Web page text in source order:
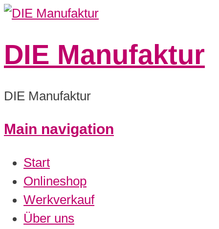
DIE Manufaktur
DIE Manufaktur
Main navigation
Start
Onlineshop
Werkverkauf
Über uns
2:00